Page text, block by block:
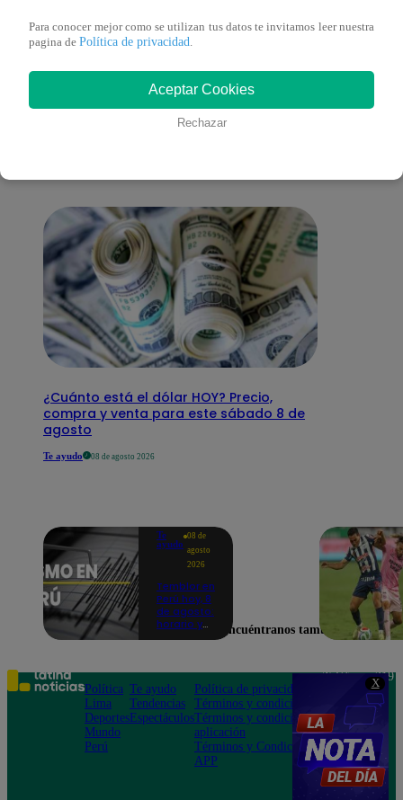
X
También te puede
¿Cuánto está el dólar HOY? Precio,
compra y venta para este sábado 8 de
agosto
Te ayudo 08 de agosto 2026
Te
ayudo
08 de
agosto
2026
Temblor en
Perú hoy, 8
de agosto:
horario y
según IGP
Para conocer mejor como se utilizan tus datos te invitamos leer nuestra
pagina de Política de privacidad.
Aceptar Cookies
Rechazar
Encuéntranos también en
Política
Lima
Deportes
Mundo
Perú
Te ayudo
Tendencias
Espectáculos
Política de privacidad
Términos y condiciones
Términos y condiciones
aplicación
Términos y Condiciones
APP
Teléfono: 219
Av. San
Felipe 968
Jesús María